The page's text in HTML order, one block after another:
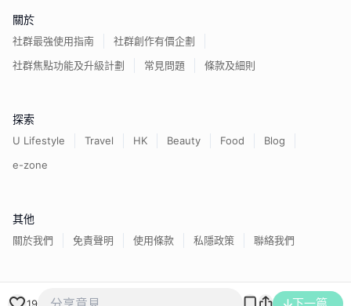
19
關於
社群最強使用指南
社群創作有價企劃
社群焦點功能及升級計劃
常見問題 條款及細則
探索
U Lifestyle Travel HK Beauty Food
Blog
e-zone
其他
關於我們 免責聲明 使用條款 私隱政策 聯絡我們
香港經濟日報版權所有©